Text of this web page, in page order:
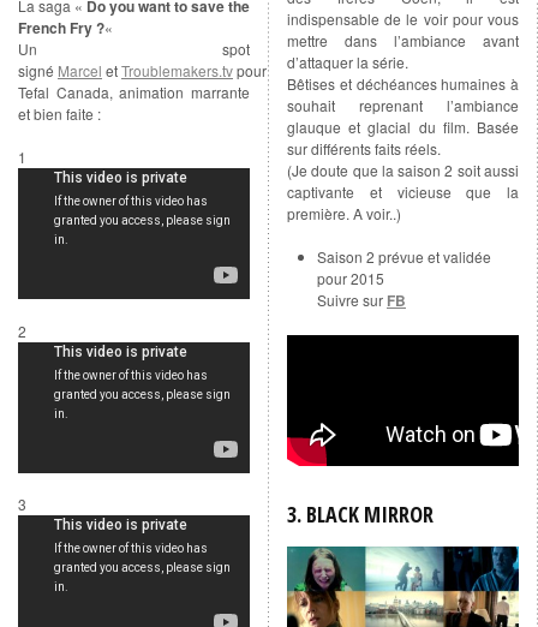
indispensable de le voir pour vous
mettre dans l’ambiance avant
d’attaquer la série.
Bêtises et déchéances humaines à
souhait reprenant l’ambiance
glauque et glacial du film. Basée
sur différents faits réels.
(Je doute que la saison 2 soit aussi
captivante et vicieuse que la
première. A voir..)
Saison 2 prévue et validée
pour 2015
Suivre sur FB
3. BLACK MIRROR
La saga « Do you want to save the
French Fry ?«
Un spot
signé Marcel etTroublemakers.tvpour
Tefal Canada, animation marrante
et bien faite :
1
2
3